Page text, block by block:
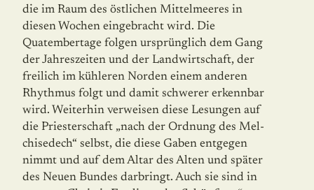
die im Raum des östlichen Mittelmeeres in
diesen Wochen eingebracht wird. Die
Quatembertage folgen ursprünglich dem Gang
der Jahreszeiten und der Landwirtschaft, der
freilich im kühleren Norden einem anderen
Rhythmus folgt und damit schwerer erkennbar
wird. Weiterhin verweisen diese Lesungen auf
die Priesterschaft „nach der Ordnung des Mel­
chisedech“ selbst, die diese Gaben entgegen
nimmt und auf dem Altar des Alten und später
des Neuen Bundes darbringt. Auch sie sind in